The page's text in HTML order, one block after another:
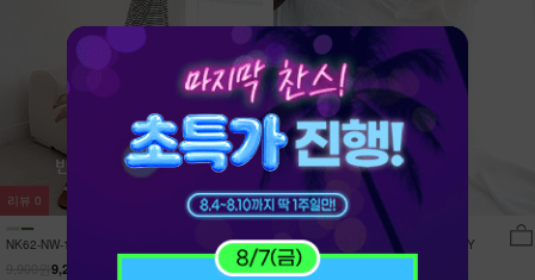
NK62-NW-11/유포니 반팔+반바지 홈웨
9,210원
리뷰 0
NK62-TS-32/일루민 뒤트임 셔츠_DY
21,900원
리뷰15